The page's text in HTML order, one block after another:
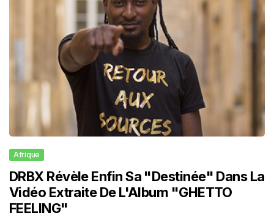
Afrique
DRBX Révèle Enfin Sa "Destinée" Dans La
Vidéo Extraite De L'Album "GHETTO
FEELING"